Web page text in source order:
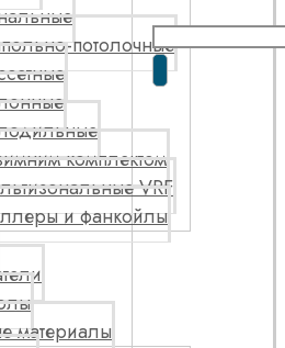
потолочные
комплектом
VRF
и фанкойлы
материалы